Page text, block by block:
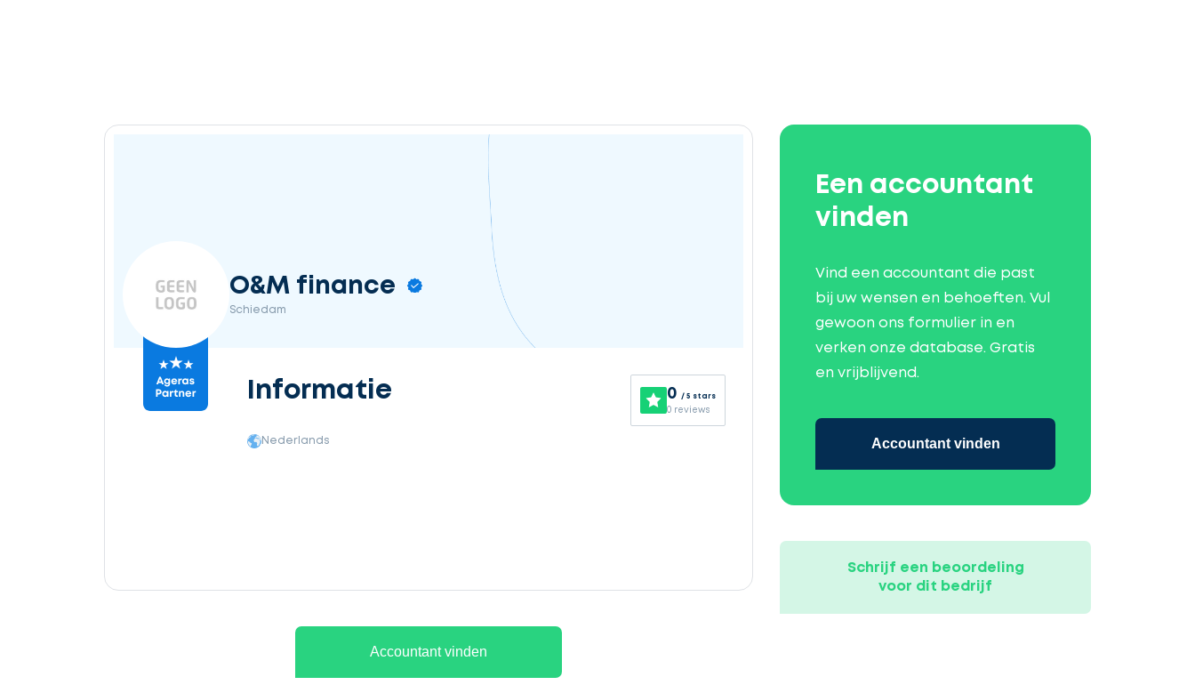
O&M finance
Schiedam
0 / 5 stars
0 reviews
Informatie
Nederlands
Accountant vinden
Een accountant
vinden
Vind een accountant die past
bij uw wensen en behoeften. Vul
gewoon ons formulier in en
verken onze database. Gratis
en vrijblijvend.
Accountant vinden
Schrijf een beoordeling
voor dit bedrijf